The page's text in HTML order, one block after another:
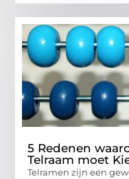
5 Redenen
Telraam moet
Telramen zijn een